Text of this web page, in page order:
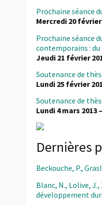
Prochaine séance
Mercredi 20 février
Prochaine séance
contemporains :
Jeudi 21 février
Soutenance de
Lundi 25 février
Soutenance de
Lundi 4 mars 2013
Dernières
Beckouche, P.,
Blanc, N., Lolive,
développement